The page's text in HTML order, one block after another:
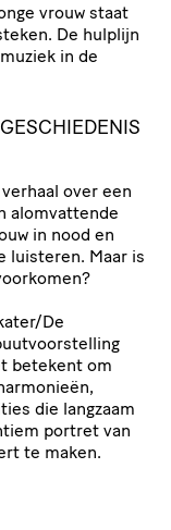
vrouw staat
De hulplijn
in de
over een
alomvattende
in nood en
luisteren. Maar is
De
betekent om
die langzaam
portret van
te maken.